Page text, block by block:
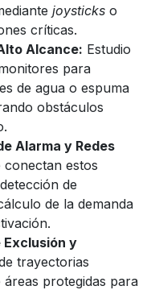
joysticks o
críticas.
Alcance: Estudio
para
de agua o espuma
obstáculos
Alarma y Redes
conectan estos
de
de la demanda
Exclusión y
trayectorias
áreas protegidas para